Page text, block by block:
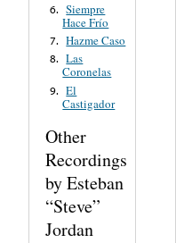
6. Siempre
Hace Frío
7. Hazme Caso
8. Las
Coronelas
9. El
Castigador
Other
Recordings
by Esteban
“Steve”
Jordan